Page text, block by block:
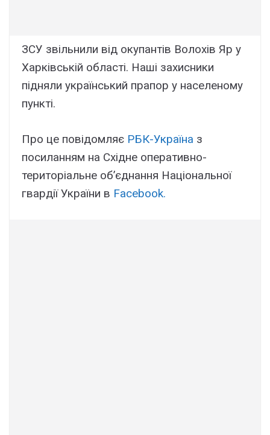
ЗСУ звільнили від окупантів Волохів Яр у
Харківській області. Наші захисники
підняли український прапор у населеному
пункті.
Про це повідомляє РБК-Україна з
посиланням на Східне оперативно-
територіальне об’єднання Національної
гвардії України в Facebook.